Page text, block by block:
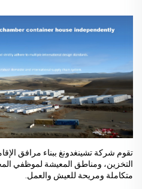
تقوم شركة تشينغدونغ ببناء مرافق
التخزين، ومناطق المعيشة لموظفي
متكاملة ومريحة للعيش والعمل.